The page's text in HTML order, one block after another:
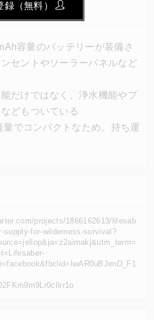
を持って縄跳びのように15分
切れたスマホをすぐに復活さ
す。
容量のバッテリーが装備さ
セントやソーラーパネルなど
だけではなく、浄水機能やプ
どもついている
でコンパクトなため、持ち運
projects/1866162613/lifesab
supply-for-wilderness-survival?
録（無料）